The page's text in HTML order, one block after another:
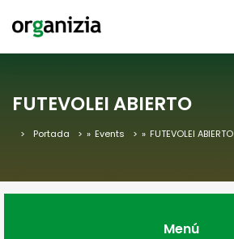
FUTEVOLEI ABIERTO
Portada » Events » FUTEVOLEI ABIERTO
Menú